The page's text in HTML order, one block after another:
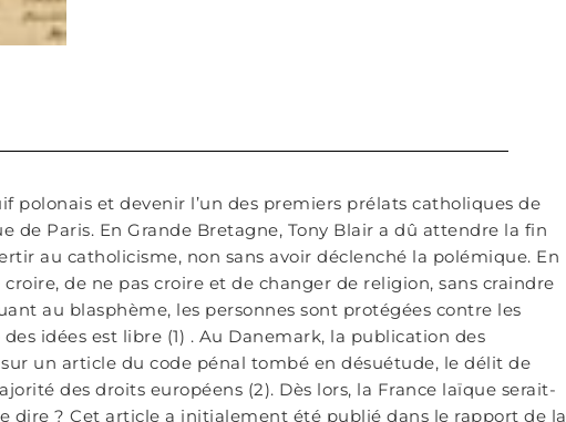
polonais et devenir l’un des premiers prélats catholiques de
de Paris. En Grande Bretagne, Tony Blair a dû attendre la fin
au catholicisme, non sans avoir déclenché la polémique. En
de ne pas croire et de changer de religion, sans craindre
au blasphème, les personnes sont protégées contre les
idées est libre (1) . Au Danemark, la publication des
un article du code pénal tombé en désuétude, le délit de
des droits européens (2). Dès lors, la France laïque serait-
dire ? Cet article a initialement été publié dans le rapport de la